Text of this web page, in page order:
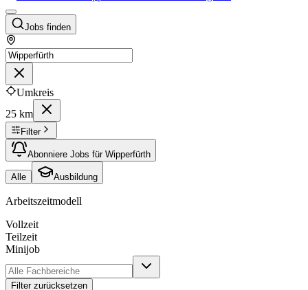
Jobs finden
Umkreis
25 km
Filter
Abonniere Jobs für Wipperfürth
Alle Ausbildung
Arbeitszeitmodell
Vollzeit
Teilzeit
Minijob
Filter zurücksetzen